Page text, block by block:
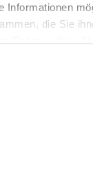
Informationen
die Sie
vor Ort